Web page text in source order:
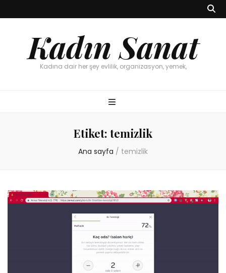
Kadın Sanat
Kadına dair her şey evlilik, organizasyon, yemek,
Etiket: temizlik
Ana sayfa / temizlik